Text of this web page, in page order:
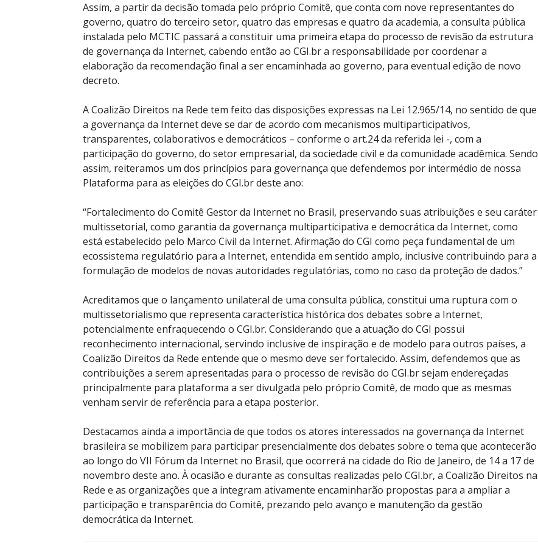
Assim, a partir da decisão tomada pelo próprio Comitê, que conta com nove representantes do
governo, quatro do terceiro setor, quatro das empresas e quatro da academia, a consulta pública
instalada pelo MCTIC passará a constituir uma primeira etapa do processo de revisão da estrutura
de governança da Internet, cabendo então ao CGI.br a responsabilidade por coordenar a
elaboração da recomendação final a ser encaminhada ao governo, para eventual edição de novo
decreto.
A Coalizão Direitos na Rede tem feito das disposições expressas na Lei 12.965/14, no sentido de que
a governança da Internet deve se dar de acordo com mecanismos multiparticipativos,
transparentes, colaborativos e democráticos – conforme o art.24 da referida lei -, com a
participação do governo, do setor empresarial, da sociedade civil e da comunidade acadêmica. Sendo
assim, reiteramos um dos princípios para governança que defendemos por intermédio de nossa
Plataforma para as eleições do CGI.br deste ano:
“Fortalecimento do Comitê Gestor da Internet no Brasil, preservando suas atribuições e seu caráter
multissetorial, como garantia da governança multiparticipativa e democrática da Internet, como
está estabelecido pelo Marco Civil da Internet. Afirmação do CGI como peça fundamental de um
ecossistema regulatório para a Internet, entendida em sentido amplo, inclusive contribuindo para a
formulação de modelos de novas autoridades regulatórias, como no caso da proteção de dados.”
Acreditamos que o lançamento unilateral de uma consulta pública, constitui uma ruptura com o
multissetorialismo que representa característica histórica dos debates sobre a Internet,
potencialmente enfraquecendo o CGI.br. Considerando que a atuação do CGI possui
reconhecimento internacional, servindo inclusive de inspiração e de modelo para outros países, a
Coalizão Direitos da Rede entende que o mesmo deve ser fortalecido. Assim, defendemos que as
contribuições a serem apresentadas para o processo de revisão do CGI.br sejam endereçadas
principalmente para plataforma a ser divulgada pelo próprio Comitê, de modo que as mesmas
venham servir de referência para a etapa posterior.
Destacamos ainda a importância de que todos os atores interessados na governança da Internet
brasileira se mobilizem para participar presencialmente dos debates sobre o tema que acontecerão
ao longo do VII Fórum da Internet no Brasil, que ocorrerá na cidade do Rio de Janeiro, de 14 a 17 de
novembro deste ano. À ocasião e durante as consultas realizadas pelo CGI.br, a Coalizão Direitos na
Rede e as organizações que a integram ativamente encaminharão propostas para a ampliar a
participação e transparência do Comitê, prezando pelo avanço e manutenção da gestão
democrática da Internet.